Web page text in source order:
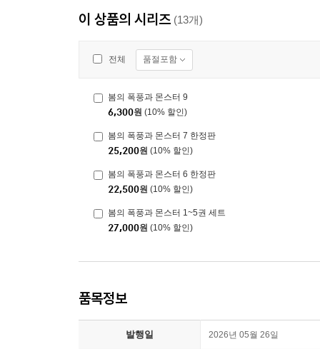
이 상품의 시리즈 (13개)
전체 품절포함
봄의 폭풍과 몬스터 9
6,300원 (10% 할인)
봄의 폭풍과 몬스터 7 한정판
25,200원 (10% 할인)
봄의 폭풍과 몬스터 6 한정판
22,500원 (10% 할인)
봄의 폭풍과 몬스터 1~5권 세트
27,000원 (10% 할인)
품목정보
발행일 2026년 05월 26일